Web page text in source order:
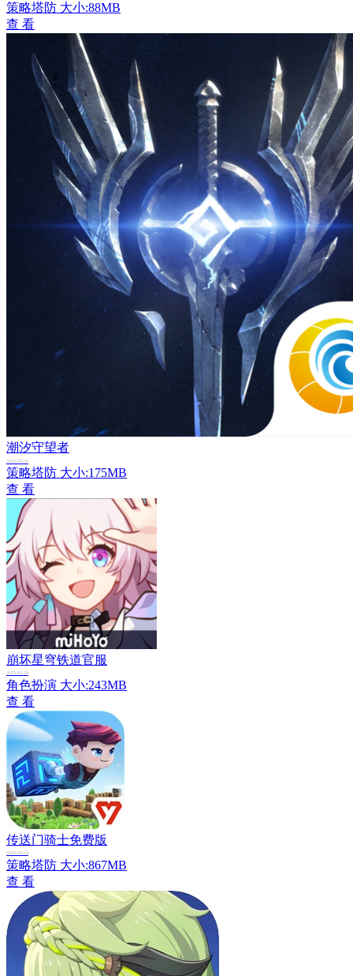
策略塔防 大小:88MB
查 看
潮汐守望者
2025-03-31
策略塔防 大小:175MB
查 看
崩坏星穹铁道官服
2025-03-29
角色扮演 大小:243MB
查 看
传送门骑士免费版
2025-03-24
策略塔防 大小:867MB
查 看